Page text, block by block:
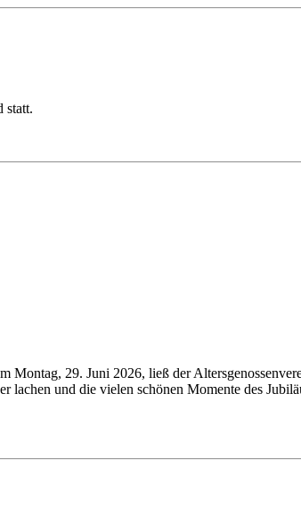
statt.
Montag, 29. Juni 2026, ließ der
und die vielen schönen Momente des